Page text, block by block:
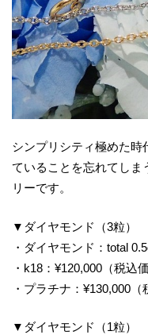
シンプリシティ極めた時
ていることを忘れてしま
リーです。
▼ダイヤモンド（3粒）
・ダイヤモンド：total
・k18：¥120,000（税込
・プラチナ：¥130,000（
▼ダイヤモンド（1粒）